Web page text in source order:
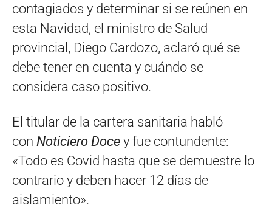
contagiados y determinar si se reúnen en
esta Navidad, el ministro de Salud
provincial, Diego Cardozo, aclaró qué se
debe tener en cuenta y cuándo se
considera caso positivo.
El titular de la cartera sanitaria habló
con Noticiero Doce y fue contundente:
«Todo es Covid hasta que se demuestre lo
contrario y deben hacer 12 días de
aislamiento».